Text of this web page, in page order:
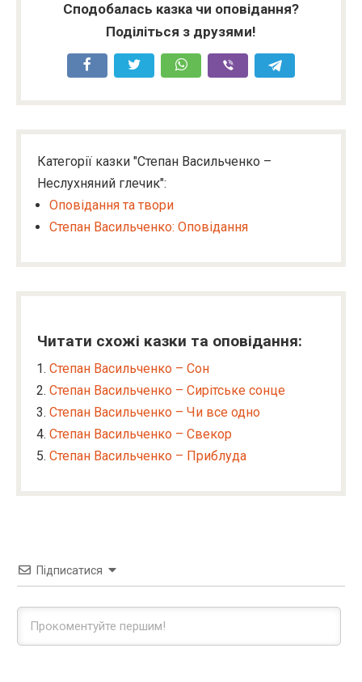
Сподобалась казка чи оповідання?
Поділіться з друзями!
Категорії казки "Степан Васильченко –
Неслухняний глечик":
Оповідання та твори
Степан Васильченко: Оповідання
Читати схожі казки та оповідання:
Степан Васильченко – Сон
Степан Васильченко – Сирітське сонце
Степан Васильченко – Чи все одно
Степан Васильченко – Свекор
Степан Васильченко – Приблуда
Підписатися